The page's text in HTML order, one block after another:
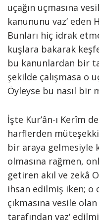
uçağın uçmasına
kanununu vaz‘ eden
Bunları hiç idrak
kuşlara bakarak
bu kanunlardan bir
şekilde çalışmasa o
Öyleyse bu nasıl bir
İşte Kur’ân-ı Kerîm
harflerden
bir araya gelmesiyle
olmasına rağmen,
getiren akıl ve zekâ
ihsan edilmiş iken; o
çıkmasına vesile
tarafından vaz‘